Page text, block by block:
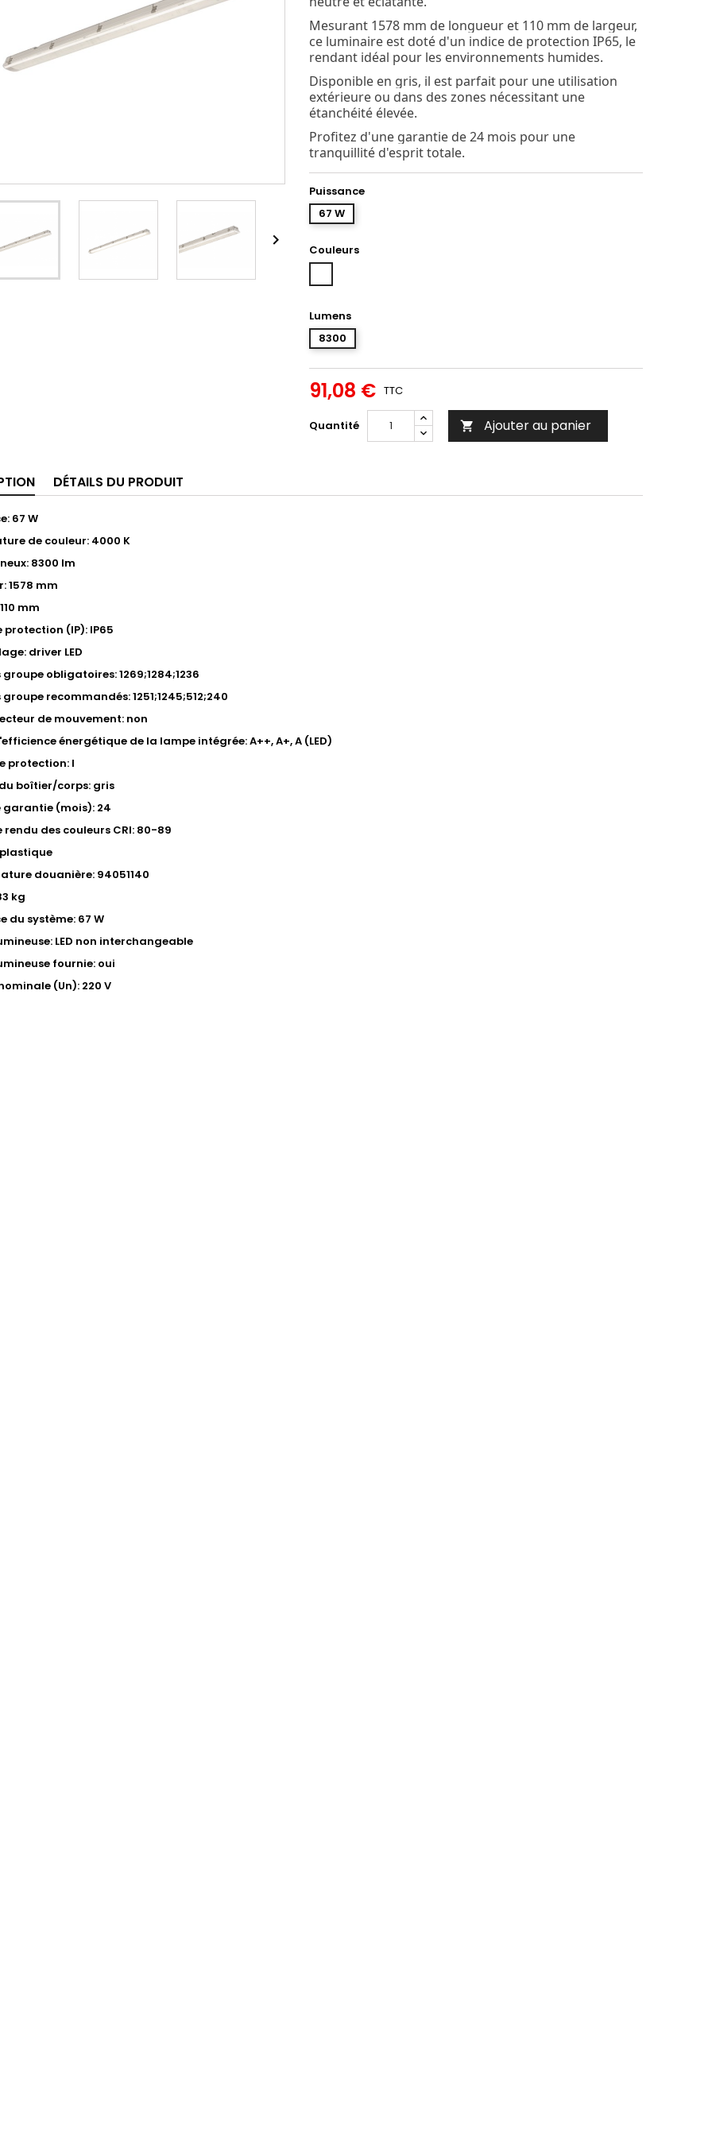

Mesurant 1578 mm de longueur et 110 mm de largeur,
ce luminaire est doté d'un indice de protection IP65, le
rendant idéal pour les environnements humides.
Disponible en gris, il est parfait pour une utilisation
extérieure ou dans des zones nécessitant une
étanchéité élevée.
Profitez d'une garantie de 24 mois pour une
tranquillité d'esprit totale.
Puissance
67 W
Couleurs
Lumens
8300
91,08 € TTC
Quantité  Ajouter au panier
DÉTAILS DU PRODUIT
67 W
de couleur: 4000 K
8300 lm
1578 mm
mm
protection (IP): IP65
driver LED
obligatoires: 1269;1284;1236
recommandés: 1251;1245;512;240
de mouvement: non
énergétique de la lampe intégrée: A++, A+, A (LED)
protection: I
boîtier/corps: gris
garantie (mois): 24
rendu des couleurs CRI: 80-89
douanière: 94051140
kg
du système: 67 W
LED non interchangeable
fournie: oui
(Un): 220 V